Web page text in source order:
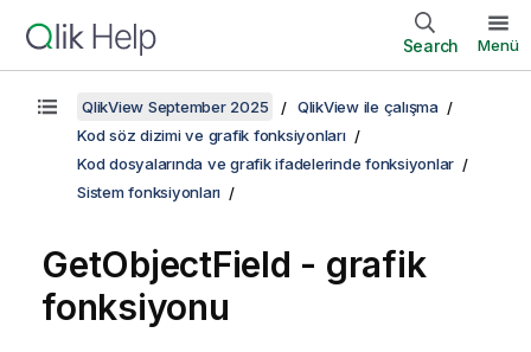
Search Menü
QlikView September 2025
QlikView ile çalışma
Kod söz dizimi ve grafik fonksiyonları
Kod dosyalarında ve grafik ifadelerinde fonksiyonlar
Sistem fonksiyonları
GetObjectField - grafik
fonksiyonu